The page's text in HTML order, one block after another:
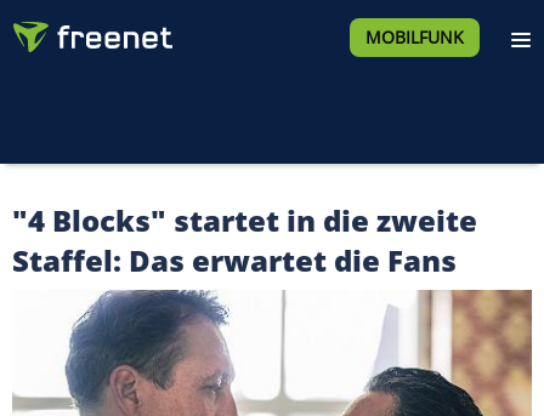
MOBILFUNK
"4 Blocks" startet in die zweite
Staffel: Das erwartet die Fans